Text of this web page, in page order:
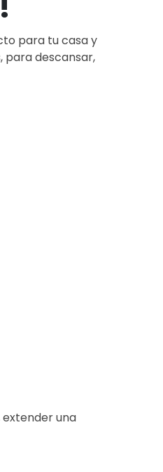
para tu casa y
para descansar,
extender una